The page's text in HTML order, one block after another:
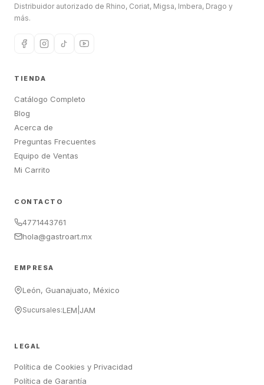
Distribuidor autorizado de Rhino, Coriat, Migsa, Imbera, Drago y
más.
TIENDA
Catálogo Completo
Blog
Acerca de
Preguntas Frecuentes
Equipo de Ventas
Mi Carrito
CONTACTO
4771443761
hola@gastroart.mx
EMPRESA
León, Guanajuato, México
Sucursales:LEM JAM
LEGAL
Política de Cookies y Privacidad
Política de Garantía